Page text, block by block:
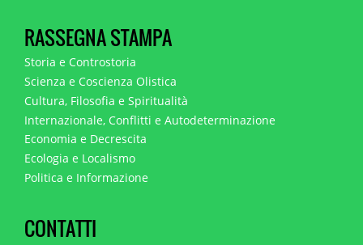
RASSEGNA STAMPA
Storia e Controstoria
Scienza e Coscienza Olistica
Cultura, Filosofia e Spiritualità
Internazionale, Conflitti e Autodeterminazione
Economia e Decrescita
Ecologia e Localismo
Politica e Informazione
CONTATTI